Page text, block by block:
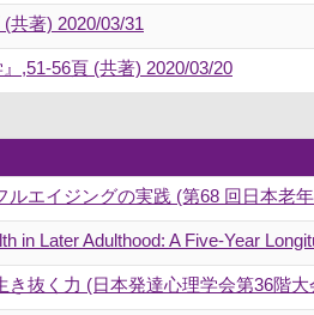
共著) 2020/03/31
,51-56頁 (共著) 2020/03/20
エイジングの実践 (第68 回日本老
in Later Adulthood: A Five-Year
き抜く力 (日本発達心理学会第36階